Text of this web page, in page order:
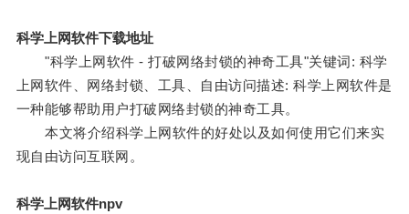
科学上网软件下载地址
"科学上网软件 - 打破网络封锁的神奇工具"关键词: 科学
上网软件、网络封锁、工具、自由访问描述: 科学上网软件是
一种能够帮助用户打破网络封锁的神奇工具。
本文将介绍科学上网软件的好处以及如何使用它们来实
现自由访问互联网。
科学上网软件npv